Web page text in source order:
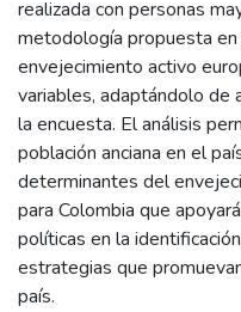
realizada con personas
metodología propuesta
envejecimiento activo
variables, adaptándolo de
la encuesta. El análisis
población anciana en el
determinantes del
para Colombia que
políticas en la
estrategias que
país.